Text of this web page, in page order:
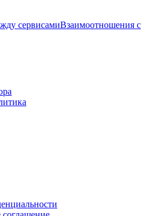
сервисамиВзаимоотношения с